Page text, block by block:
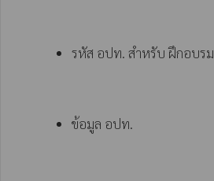
รหัส อปท. สำหรับ ฝึกอบรม
ข้อมูล อปท.